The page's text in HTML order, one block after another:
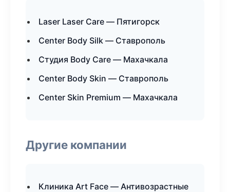
Laser Laser Care — Пятигорск
Center Body Silk — Ставрополь
Студия Body Care — Махачкала
Center Body Skin — Ставрополь
Center Skin Premium — Махачкала
Другие компании
Клиника Art Face — Антивозрастные